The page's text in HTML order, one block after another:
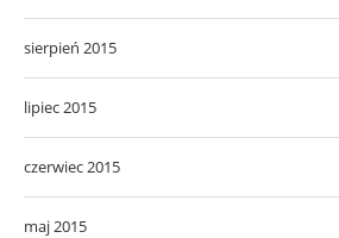
sierpień 2015
lipiec 2015
czerwiec 2015
maj 2015